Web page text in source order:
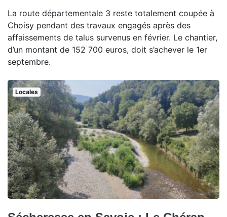
La route départementale 3 reste totalement coupée à
Choisy pendant des travaux engagés après des
affaissements de talus survenus en février. Le chantier,
d’un montant de 152 700 euros, doit s’achever le 1er
septembre.
Locales